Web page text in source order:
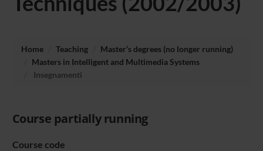
Home Teaching
Master’s degrees (no longer running)
Masters in Intelligent and Multimedia Systems
Insegnamenti
Course partially running
Course code